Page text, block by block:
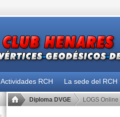
Actividades RCH La sede del RCH
Diploma DVGE LOGS Online